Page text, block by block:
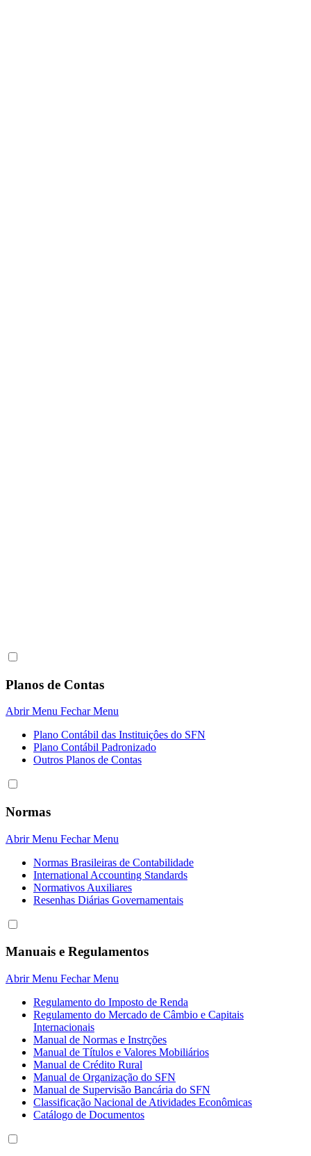
Planos de Contas
Abrir Menu Fechar Menu
Plano Contábil das Instituiçôes do SFN
Plano Contábil Padronizado
Outros Planos de Contas
Normas
Abrir Menu Fechar Menu
Normas Brasileiras de Contabilidade
International Accounting Standards
Normativos Auxiliares
Resenhas Diárias Governamentais
Manuais e Regulamentos
Abrir Menu Fechar Menu
Regulamento do Imposto de Renda
Regulamento do Mercado de Câmbio e Capitais
Internacionais
Manual de Normas e Instrções
Manual de Títulos e Valores Mobiliários
Manual de Crédito Rural
Manual de Organização do SFN
Manual de Supervisão Bancária do SFN
Classificação Nacional de Atividades Econômicas
Catálogo de Documentos